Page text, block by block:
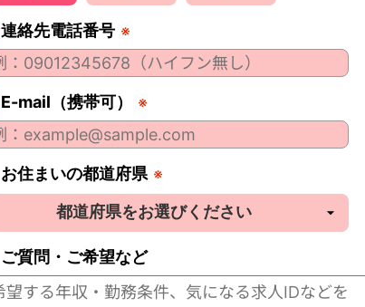
連絡先電話番号 ※
E-mail（携帯可） ※
お住まいの都道府県 ※
ご質問・ご希望など